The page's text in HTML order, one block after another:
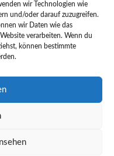
wir Technologien wie
und/oder darauf zuzugreifen.
wir Daten wie das
verarbeiten. Wenn du
können bestimmte